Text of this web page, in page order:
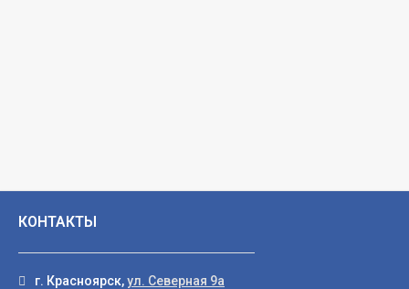
КОНТАКТЫ
г. Красноярск,ул. Северная 9а